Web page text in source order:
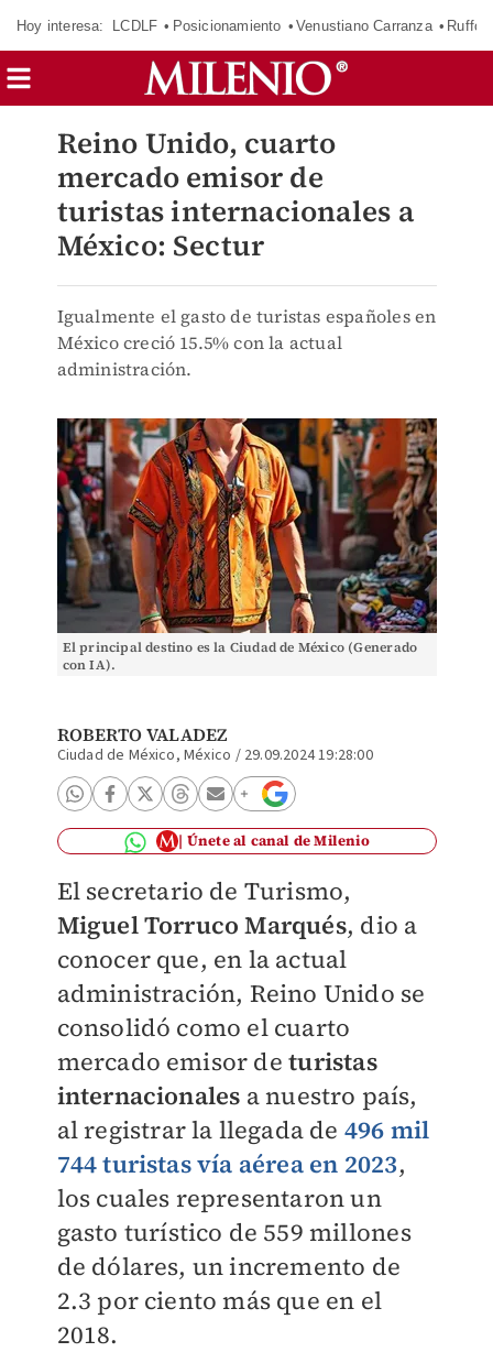
Hoy interesa: LCDLF Posicionamiento Venustiano Carranza Ruffo
Reino Unido, cuarto
mercado emisor de
turistas internacionales a
México: Sectur
Igualmente el gasto de turistas españoles en
México creció 15.5% con la actual
administración.
El principal destino es la Ciudad de México (Generado
con IA).
ROBERTO VALADEZ
Ciudad de México, México / 29.09.2024 19:28:00
Únete al canal de Milenio
El secretario de Turismo,
Miguel Torruco Marqués, dio a
conocer que, en la actual
administración, Reino Unido se
consolidó como el cuarto
mercado emisor deturistas
internacionales a nuestro país,
al registrar la llegada de 496 mil
744 turistas vía aérea en 2023,
los cuales representaron un
gasto turístico de 559 millones
de dólares, un incremento de
2.3 por ciento más que en el
2018.